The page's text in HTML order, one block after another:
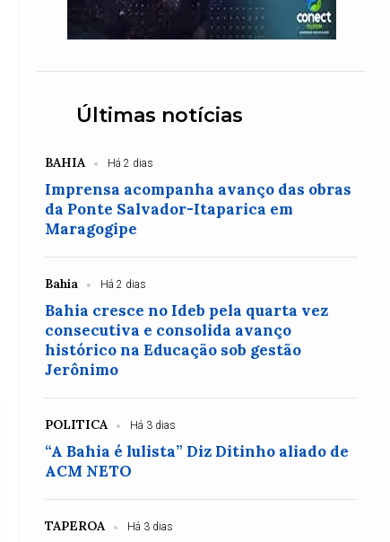
Últimas notícias
BAHIA Há 2 dias
Imprensa acompanha avanço das obras
da Ponte Salvador-Itaparica em
Maragogipe
Bahia Há 2 dias
Bahia cresce no Ideb pela quarta vez
consecutiva e consolida avanço
histórico na Educação sob gestão
Jerônimo
POLITICA Há 3 dias
“A Bahia é lulista” Diz Ditinho aliado de
ACM NETO
TAPEROA Há 3 dias